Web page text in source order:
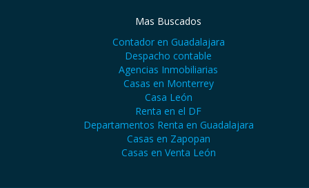
Mas Buscados
Contador en Guadalajara
Despacho contable
Agencias Inmobiliarias
Casas en Monterrey
Casa León
Renta en el DF
Departamentos Renta en Guadalajara
Casas en Zapopan
Casas en Venta León